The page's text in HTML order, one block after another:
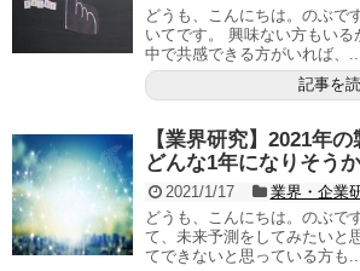
どうも、こんにちは。のぶで
いてです。 興味ない方もい
中で共感できる方がいれば、
記事を
【業界研究】2021年
どんな1年になりそう
2021/1/17
業界・企業
どうも、こんにちは。のぶで
て、未来予測をしてみたいと
てできないと思っている方も